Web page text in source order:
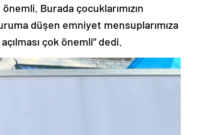
Burada çocuklarımızın
düşen emniyet mensuplarımıza
çok önemli” dedi.